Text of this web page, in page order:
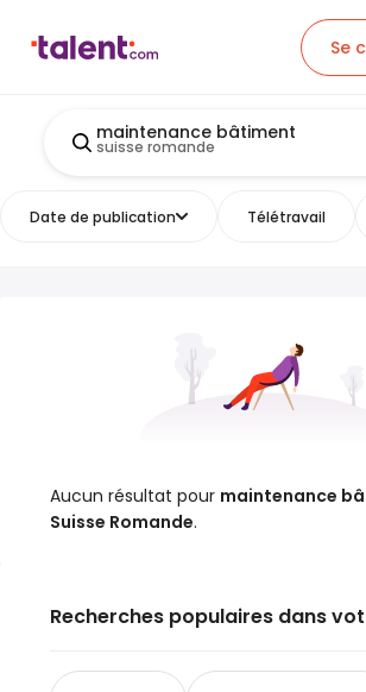
Se
maintenance bâtiment
suisse romande
Date de publication Télétravail
Aucun résultat pour maintenance
Suisse Romande.
Recherches populaires dans